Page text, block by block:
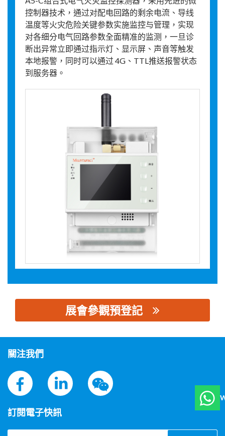
控制器技术，通过对配电回路的剩余电流、导线
温度等火灾危险关键参数实施监控与管理，实现
对各细分电气回路参数全面精准的监测，一旦诊
断出异常立即通过指示灯、显示屏、声音等触发
本地报警，同时可以通过 4G、TTL推送报警状态
到服务器。
展會參觀預登記
關注我們
訂閱電子快訊